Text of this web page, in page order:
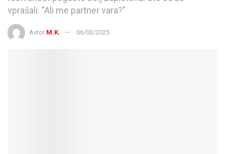
vprašali: "Ali me partner vara?"
Avtor M.K. 06/03/2025